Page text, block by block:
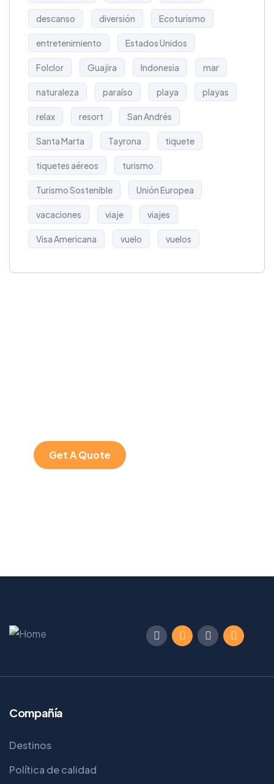
descanso diversión Ecoturismo
entretenimiento Estados Unidos
Folclor Guajira Indonesia mar
naturaleza paraíso playa playas
relax resort San Andrés
Santa Marta Tayrona tiquete
tiquetes aéreos turismo
Turismo Sostenible Unión Europea
vacaciones viaje viajes
Visa Americana vuelo vuelos
Get A Quote
Compañía
Destinos
Política de calidad